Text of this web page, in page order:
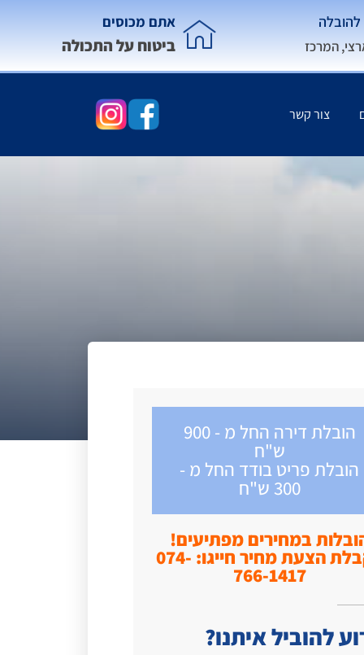
המרכז
אתם מכוסים
ביטוח על התכולה
צור קשר
הובלת דירה החל מ - 900
ש"ח
הובלת פריט בודד החל מ -
300 ש"ח
במחירים מפתיעים!
לקבלת הצעת מחיר חייגו: 074-
766-1417
להוביל איתנו?